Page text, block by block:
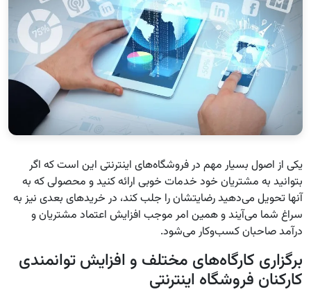
یکی از اصول بسیار مهم در فروشگاه‌های اینترنتی این است که اگر
بتوانید به مشتریان خود خدمات خوبی ارائه کنید و محصولی که به
آنها تحویل می‌دهید رضایتشان را جلب کند، در خرید‌های بعدی نیز به
سراغ شما می‌آیند و همین امر موجب افزایش اعتماد مشتریان و
درآمد صاحبان کسب‌وکار می‌شود.
برگزاری کارگاه‌های مختلف و افزایش توانمندی
کارکنان فروشگاه اینترنتی